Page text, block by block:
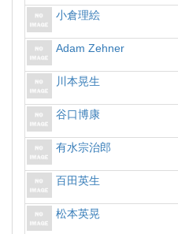
小倉理絵
Adam Zehner
川本晃生
谷口博康
有水宗治郎
百田英生
松本英晃